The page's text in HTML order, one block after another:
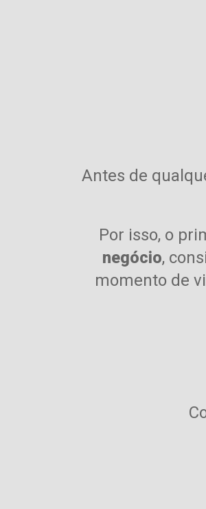
Antes de
Por isso, o
negócio,
momento de